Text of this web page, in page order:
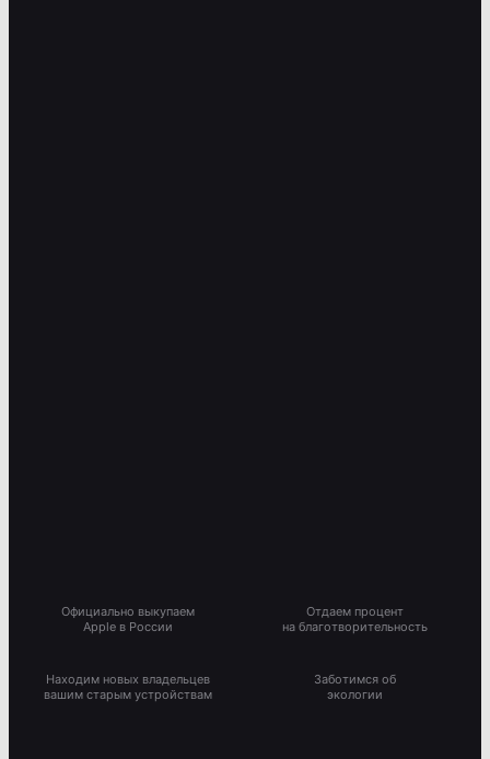
Официально выкупаем
Apple в России
Отдаем процент
на благотворительность
Находим новых владельцев
вашим старым устройствам
Заботимся об
экологии